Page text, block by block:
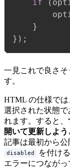
if (
}
} ) ;
一見これで良さ
す。
HTML の仕様では
選択された状態
れます。すると、
開いて更新しよう
記事は最初から
disabled を付ける
エラーにつながっ